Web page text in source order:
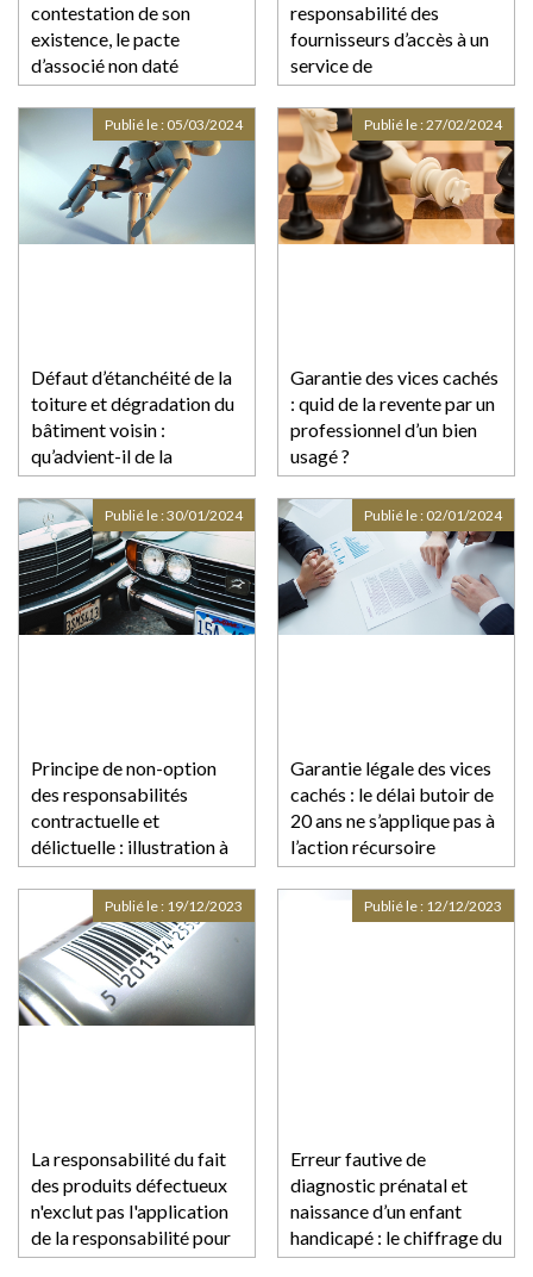
contestation de son
existence, le pacte
d’associé non daté
demeure valable
responsabilité des
fournisseurs d’accès à un
service de
communications
électroniques : quid du
délai de prescription ?
Défaut d’étanchéité de la
toiture et dégradation du
bâtiment voisin :
qu’advient-il de la
responsabilité du
propriétaire de
l’immeuble ?
Publié le : 05/03/2024
Garantie des vices cachés
: quid de la revente par un
professionnel d’un bien
usagé ?
Publié le :27/02/2024
Principe de non-option
des responsabilités
contractuelle et
délictuelle : illustration à
propos du contrat de
Publié le :30/01/2024
Garantie légale des vices
cachés : le délai butoir de
20 ans ne s’applique pas à
l’action récursoire
Publié le : 02/01/2024
La responsabilité du fait
des produits défectueux
n'exclut pas l'application
de la responsabilité pour
faute
Publié le : 19/12/2023
Erreur fautive de
diagnostic prénatal et
naissance d’un enfant
handicapé : le chiffrage du
préjudice selon la Cour
Publié le : 12/12/2023